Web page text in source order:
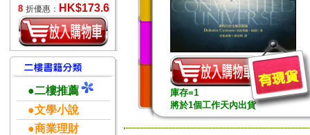
8 折優惠： HK$173.6
●二樓推薦
●文學小說
●商業理財
庫存=1
將於1個工作天內出貨